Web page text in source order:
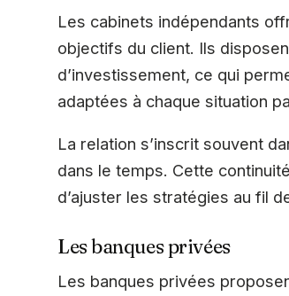
Les cabinets indépendants
objectifs du client. Ils
d’investissement, ce qui
adaptées à chaque situation
La relation s’inscrit souvent
dans le temps. Cette
d’ajuster les stratégies au fil
Les banques privées
Les banques privées